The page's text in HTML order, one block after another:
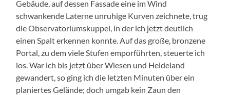
Gebäude, auf dessen Fassade eine im Wind
schwankende Laterne unruhige Kurven zeichnete, trug
die Observatoriumskuppel, in der ich jetzt deutlich
einen Spalt erkennen konnte. Auf das große, bronzene
Portal, zu dem viele Stufen emporführten, steuerte ich
los. War ich bis jetzt über Wiesen und Heideland
gewandert, so ging ich die letzten Minuten über ein
planiertes Gelände; doch umgab kein Zaun den